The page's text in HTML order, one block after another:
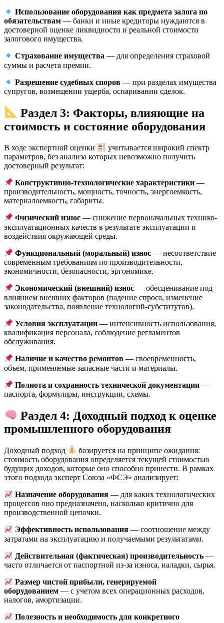
Использование оборудования как предмета залога по
обязательствам — банки и иные кредиторы нуждаются в
достоверной оценке ликвидности и реальной стоимости
залогового имущества.
Страхование имущества — для определения страховой
суммы и расчета премии.
Разрешение судебных споров — при разделах имущества
супругов, возмещении ущерба, оспаривании сделок.
Раздел 3: Факторы, влияющие на
стоимость и состояние оборудования
В ходе экспертной оценки
учитывается широкий спектр
параметров, без анализа которых невозможно получить
достоверный результат:
Конструктивно-технологические характеристики —
производительность, мощность, точность, энергоемкость,
материалоемкость, габариты.
Физический износ — снижение первоначальных технико-
эксплуатационных качеств в результате эксплуатации и
воздействия окружающей среды.
Функциональный (моральный) износ — несоответствие
современным требованиям по производительности,
экономичности, безопасности, эргономике.
Экономический (внешний) износ — обесценивание под
влиянием внешних факторов (падение спроса, изменение
законодательства, появление технологий-субститутов).
Условия эксплуатации — интенсивность использования,
квалификация персонала, соблюдение регламентов
обслуживания.
Наличие и качество ремонтов — своевременность,
объем, применяемые запасные части и материалы.
Полнота и сохранность технической документации —
паспорта, формуляры, инструкции, схемы.
Раздел 4: Доходный подход к оценке
промышленного оборудования
Доходный подход
базируется на принципе ожидания:
стоимость оборудования определяется текущей стоимостью
будущих доходов, которые оно способно принести. В рамках
этого подхода эксперт Союза «ФСЭ» анализирует:
Назначение оборудования — для каких технологических
процессов оно предназначено, насколько критично для
производственной цепочки.
Эффективность использования — соотношение между
затратами на эксплуатацию и получаемыми результатами.
Действительная (фактическая) производительность —
часто отличается от паспортной из-за износа, наладки, сырья.
Размер чистой прибыли, генерируемой
оборудованием — с учетом всех операционных расходов,
налогов, амортизации.
Полезность и необходимость для конкретного